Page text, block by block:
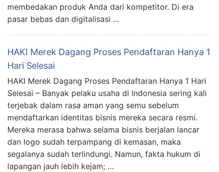
membedakan produk Anda dari kompetitor. Di era
pasar bebas dan digitalisasi …
HAKI Merek Dagang Proses Pendaftaran Hanya 1
Hari Selesai
HAKI Merek Dagang Proses Pendaftaran Hanya 1 Hari
Selesai – Banyak pelaku usaha di Indonesia sering kali
terjebak dalam rasa aman yang semu sebelum
mendaftarkan identitas bisnis mereka secara resmi.
Mereka merasa bahwa selama bisnis berjalan lancar
dan logo sudah terpampang di kemasan, maka
segalanya sudah terlindungi. Namun, fakta hukum di
lapangan jauh lebih kejam; …